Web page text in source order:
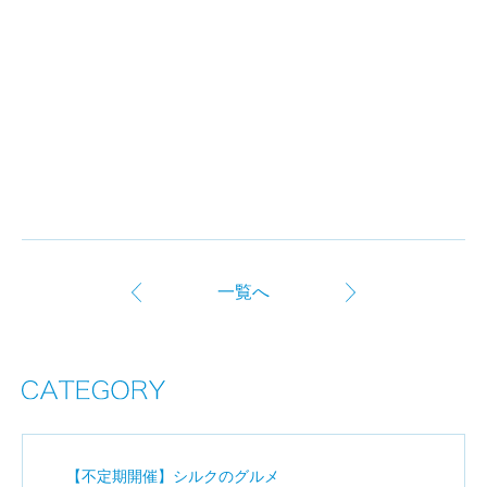
一覧へ
【不定期開催】シルクのグルメ